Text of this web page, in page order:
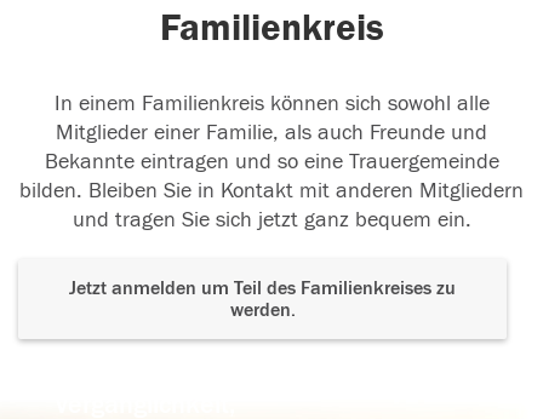
Familienkreis
In einem Familienkreis können sich sowohl alle
Mitglieder einer Familie, als auch Freunde und
Bekannte eintragen und so eine Trauergemeinde
bilden. Bleiben Sie in Kontakt mit anderen Mitgliedern
und tragen Sie sich jetzt ganz bequem ein.
Jetzt anmelden um Teil des Familienkreises zu
werden.